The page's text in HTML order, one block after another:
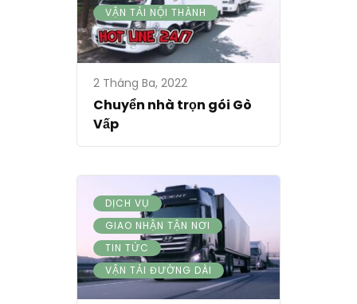
VẬN TẢI NỘI THÀNH
2 Tháng Ba, 2022
Chuyển nhà trọn gói Gò
Vấp
DỊCH VỤ ,
GIAO NHẬN TẬN NƠI ,
TIN TỨC ,
VẬN TẢI ĐƯỜNG DÀI